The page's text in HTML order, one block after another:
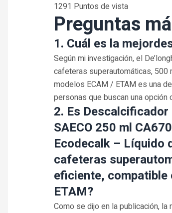
1291 Puntos de vista
Preguntas
1. Cuál es la
Según mi investigación, el
cafeteras superautomáticas,
modelos ECAM / ETAM es una
personas que buscan una opción
2. Es
SAECO 250 ml
Ecodecalk – Líquido
cafeteras
eficiente,
ETAM?
Como se dijo en la publicación,